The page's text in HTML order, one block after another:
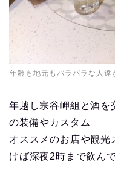
年齢も地元もバラバラな人
年越し宗谷岬組と酒を
の装備やカスタム
オススメのお店や観光
けば深夜2時まで飲ん